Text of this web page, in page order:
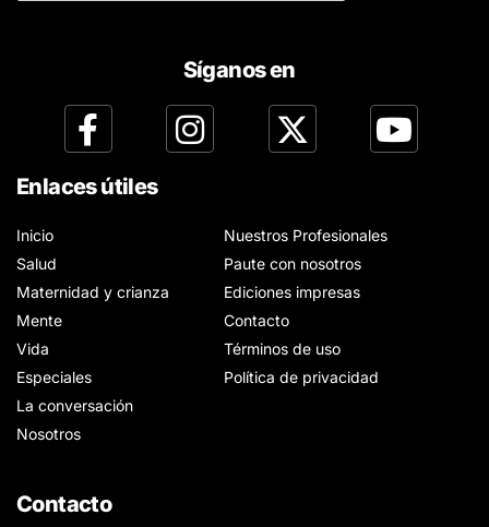
Síganos en
Enlaces útiles
Inicio
Salud
Maternidad y crianza
Mente
Vida
Especiales
La conversación
Nosotros
Nuestros Profesionales
Paute con nosotros
Ediciones impresas
Contacto
Términos de uso
Política de privacidad
Contacto